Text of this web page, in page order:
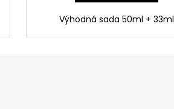
Výhodná sada 50ml + 33ml